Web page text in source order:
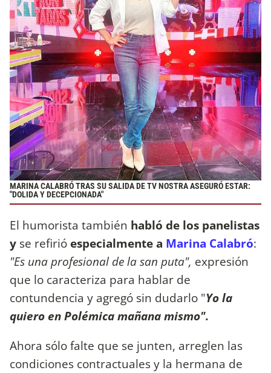
MARINA CALABRÓ TRAS SU SALIDA DE TV NOSTRA ASEGURÓ ESTAR:
"DOLIDA Y DECEPCIONADA"
El humorista también habló de los panelistas
y se refirió especialmente a Marina Calabró:
"Es una profesional de la san puta", expresión
que lo caracteriza para hablar de
contundencia y agregó sin dudarlo "Yo la
quiero en Polémica mañana mismo".
Ahora sólo falte que se junten, arreglen las
condiciones contractuales y la hermana de